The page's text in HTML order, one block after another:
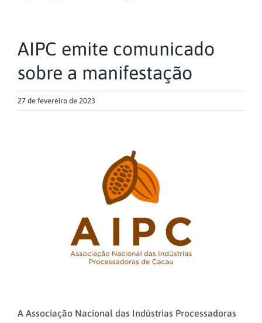
AIPC emite comunicado
sobre a manifestação
27 de fevereiro de 2023
A Associação Nacional das Indústrias Processadoras